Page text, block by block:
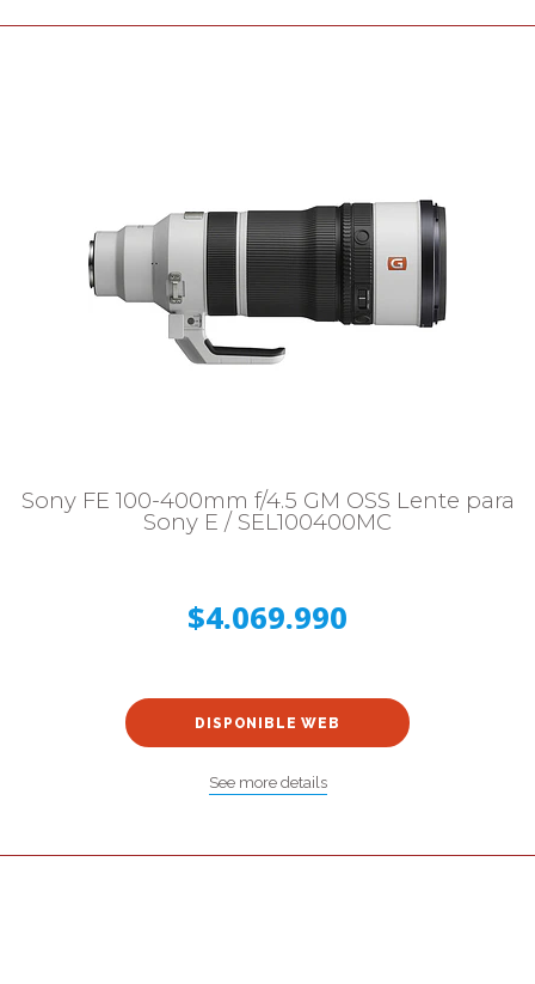
Sony FE 100-400mm f/4.5 GM OSS Lente para
Sony E / SEL100400MC
$4.069.990
DISPONIBLE WEB
See more details